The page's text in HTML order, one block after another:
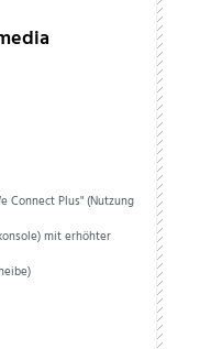
Connect Plus" (Nutzung
mit erhöhter